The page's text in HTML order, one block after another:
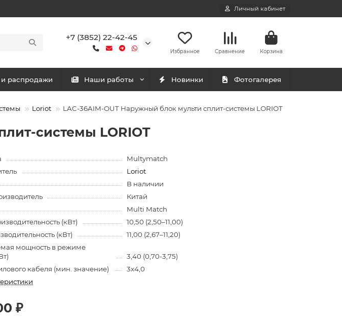
Личный кабинет
+7 (3852) 22-42-45
Избранное Сравнение Корзина
распродажи Наши работы Новинки Фотогалерея
Loriot LAC-36AIM-OUT Наружный блок мульти сплит-системы LORIOT
системы LORIOT
Multymatch
Loriot
В наличии
Китай
Multi Match
(кВт)
10,50 (2,50–11,00)
(кВт)
11,00 (2,67–11,20)
мощность в режиме
3,40 (0,70-3,75)
кабеля (мин. значение)
3x4,0
₽